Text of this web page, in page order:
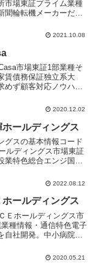
市場東証プライム業種
聞輪転機メーカーだが
急ぐ代表者都並 清史
2021.10.08
市場東証1部業種そ
賃債務保証独立系大
めず顧客対応ノウハウ
8月27日上場2017年10月
2020.12.02
ホールディングス
グスの基本情報コード
ルディングス市場東証
業特色総合エンジ国内
や水素関連にも注力代
2022.08.12
ホールディングス
Ｅホールディングス市
種情報・通信特色電子
自社開発。中小病院向
惠昭設立1996年3月
月31日決算9月末日単
2020.05.21